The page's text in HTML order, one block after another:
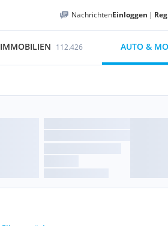
NachrichtenEinloggen |
IMMOBILIEN 112.426 AUTO &